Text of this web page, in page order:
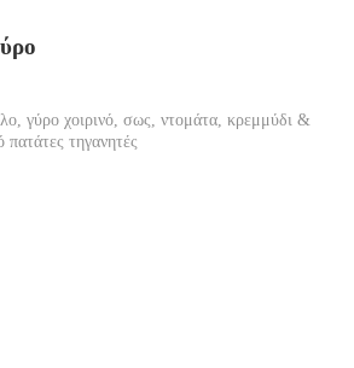
γύρο χοιρινό, σως, ντομάτα, κρεμμύδι &
πατάτες τηγανητές